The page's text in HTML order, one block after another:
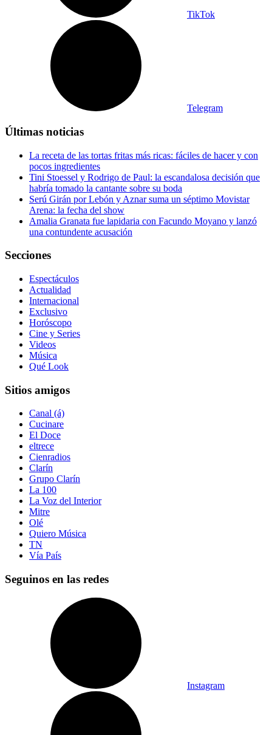
TikTok
Telegram
Últimas noticias
La receta de las tortas fritas más ricas: fáciles de hacer y con
pocos ingredientes
Tini Stoessel y Rodrigo de Paul: la escandalosa decisión que
habría tomado la cantante sobre su boda
Serú Girán por Lebón y Aznar suma un séptimo Movistar
Arena: la fecha del show
Amalia Granata fue lapidaria con Facundo Moyano y lanzó
una contundente acusación
Secciones
Espectáculos
Actualidad
Internacional
Exclusivo
Horóscopo
Cine y Series
Videos
Música
Qué Look
Sitios amigos
Canal (á)
Cucinare
El Doce
eltrece
Cienradios
Clarín
Grupo Clarín
La 100
La Voz del Interior
Mitre
Olé
Quiero Música
TN
Vía País
Seguinos en las redes
Instagram